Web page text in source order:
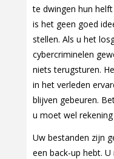
te dwingen hun
is het geen goed
stellen. Als u het
cybercriminelen
niets terugsturen.
in het verleden
blijven gebeuren.
u moet wel rekening
Uw bestanden zijn
een back-up hebt.